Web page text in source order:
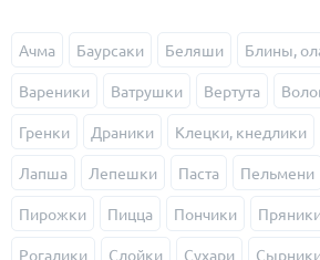
Ачма Баурсаки Беляши Блины,
Вареники Ватрушки Вертута
Гренки Драники Клецки, кнедлики
Лапша Лепешки Паста Пельмени
Пирожки Пицца Пончики Пряники
Рогалики Слойки Сухари Сырники